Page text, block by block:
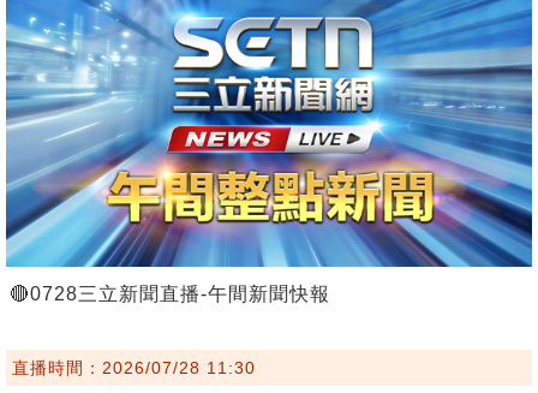
🔴0728三立新聞直播-午間新聞快報
直播時間：2026/07/28 11:30